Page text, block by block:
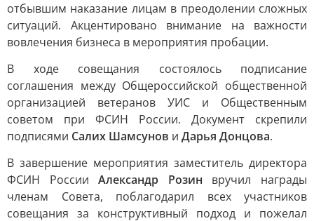
отбывшим наказание лицам в преодолении сложных
ситуаций. Акцентировано внимание на важности
вовлечения бизнеса в мероприятия пробации.
В ходе совещания состоялось подписание
соглашения между Общероссийской общественной
организацией ветеранов УИС и Общественным
советом при ФСИН России. Документ скрепили
подписями Салих Шамсунов и Дарья Донцова.
В завершение мероприятия заместитель директора
ФСИН РоссииАлександр Розин вручил награды
членам Совета, поблагодарил всех участников
совещания за конструктивный подход и пожелал